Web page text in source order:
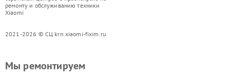
ремонту и обслуживанию техники
Xiaomi
2021-2026 © СЦ krn.xiaomi-fixim.ru
Мы ремонтируем